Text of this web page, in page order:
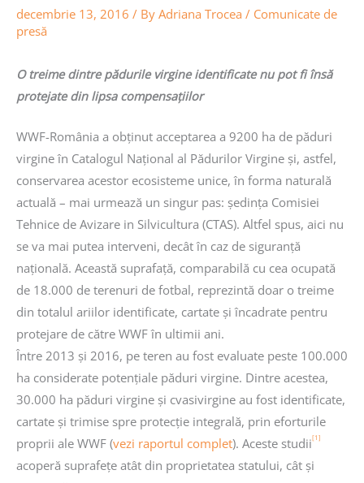
decembrie 13, 2016 / By Adriana Trocea / Comunicate de
presă
O treime dintre pădurile virgine identificate nu pot fi însă
protejate din lipsa compensațiilor
WWF-România a obținut acceptarea a 9200 ha de păduri
virgine în Catalogul Național al Pădurilor Virgine și, astfel,
conservarea acestor ecosisteme unice, în forma naturală
actuală – mai urmează un singur pas: ședința Comisiei
Tehnice de Avizare in Silvicultura (CTAS). Altfel spus, aici nu
se va mai putea interveni, decât în caz de siguranță
națională. Această suprafață, comparabilă cu cea ocupată
de 18.000 de terenuri de fotbal, reprezintă doar o treime
din totalul ariilor identificate, cartate și încadrate pentru
protejare de către WWF în ultimii ani.
Între 2013 și 2016, pe teren au fost evaluate peste 100.000
ha considerate potențiale păduri virgine. Dintre acestea,
30.000 ha păduri virgine și cvasivirgine au fost identificate,
cartate și trimise spre protecție integrală, prin eforturile
proprii ale WWF (vezi raportul complet). Aceste studii[1]
acoperă suprafețe atât din proprietatea statului, cât și